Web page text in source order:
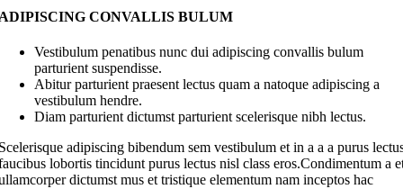
CONVALLIS BULUM
Vestibulum penatibus nunc dui adipiscing convallis bulum
parturient suspendisse.
Abitur parturient praesent lectus quam a natoque adipiscing a
vestibulum hendre.
Diam parturient dictumst parturient scelerisque nibh lectus.
adipiscing bibendum sem vestibulum et in a a a purus
lobortis tincidunt purus lectus nisl class eros.Condimentum a
dictumst mus et tristique elementum nam inceptos hac